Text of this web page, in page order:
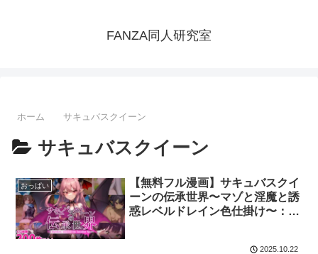
FANZA同人研究室
ホーム サキュバスクイーン
サキュバスクイーン
おっぱい
【無料フル漫画】サキュバスクイ
ーンの伝承世界〜マゾと淫魔と誘
惑レベルドレイン色仕掛け〜：マ
2025.10.22